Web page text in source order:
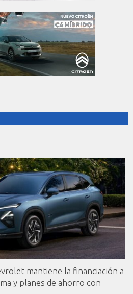
mantiene la financiación a
y planes de ahorro con